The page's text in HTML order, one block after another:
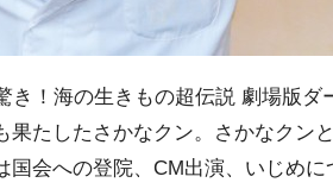
！海の生きもの超伝説 劇場版ダ
果たしたさかなクン。さかなクン
会への登院、CM出演、いじめに